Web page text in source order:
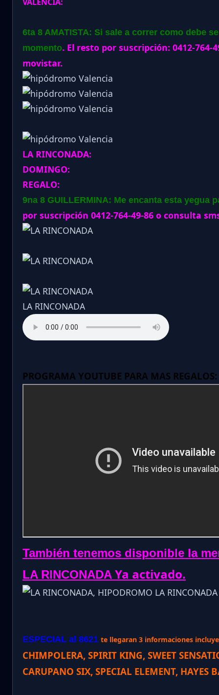
6ta 8 AMATISTA: Si sale a correr como debe
momento. El resto por suscripción: 0412-
movistar.
LA RINCONADA:
DOMINGO:
REGALO:
9na 8 GUILLERMINA: Me encanta esta yegua
por suscripción 0412-764-49-86 o consulta
LA RINCONADA
PROGRAMA YOUTUBE PARA MAS REGALOS:
También tenemos disponible la
LA RINCONADA Ya activado.
ESPECIAL al 8621 te llegaran 3 informaciones
CHIMPOLERA, SPIRIT KING, SWEET
CARUPANO SIX, SPECIAL ELEMENT, HAYES